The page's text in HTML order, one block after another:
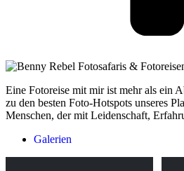
Eine Fotoreise mit mir ist mehr als ein
zu den besten Foto-Hotspots unseres
Menschen, der mit Leidenschaft,
Galerien